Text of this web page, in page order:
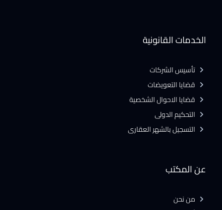
عن المكتب
من نحن
الخدمات القانونية
تأسيس الشركات
قضايا التعويضات
قضايا الاحوال الشخصية
التحكيم الدولى
التسجيل بالشهر العقارى